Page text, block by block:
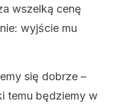
wszelką cenę
wyjście mu
się dobrze –
temu będziemy w